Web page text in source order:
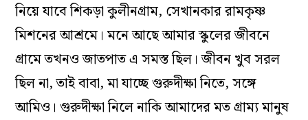
নিয়ে যাবে শিকড়া কুলীনগ্রাম, সেখানকার রামকৃষ্ণ
মিশনের আশ্রমে। মনে আছে আমার স্কুলের জীবনে
গ্রামে তখনও জাতপাত এ সমস্ত ছিল। জীবন খুব সরল
ছিল না, তাই বাবা, মা যাচ্ছে গুরুদীক্ষা নিতে, সঙ্গে
আমিও। গুরুদীক্ষা নিলে নাকি আমাদের মত গ্রাম্য মানুষ